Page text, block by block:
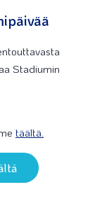
Stadiumin
täältä.